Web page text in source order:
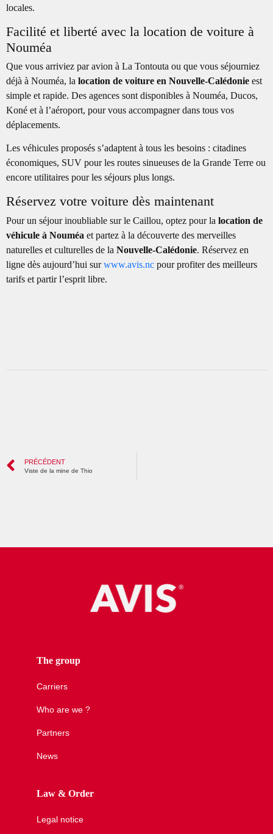
locales.
Facilité et liberté avec la location de voiture à
Nouméa
Que vous arriviez par avion à La Tontouta ou que vous séjourniez
déjà à Nouméa, la location de voiture en Nouvelle-Calédonie est
simple et rapide. Des agences sont disponibles à Nouméa, Ducos,
Koné et à l’aéroport, pour vous accompagner dans tous vos
déplacements.
Les véhicules proposés s’adaptent à tous les besoins : citadines
économiques, SUV pour les routes sinueuses de la Grande Terre ou
encore utilitaires pour les séjours plus longs.
Réservez votre voiture dès maintenant
Pour un séjour inoubliable sur le Caillou, optez pour la location de
véhicule à Nouméa et partez à la découverte des merveilles
naturelles et culturelles de la Nouvelle-Calédonie. Réservez en
ligne dès aujourd’hui surwww.avis.nc pour profiter des meilleurs
tarifs et partir l’esprit libre.
PRÉCÉDENT
Viste de la mine de Thio
The group
Carriers
Who are we ?
Partners
News
Law & Order
Legal notice